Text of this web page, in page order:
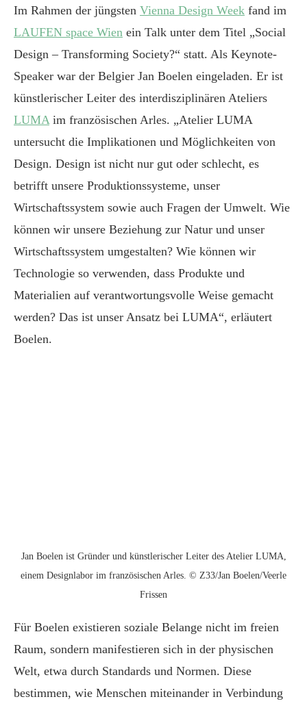
Im Rahmen der jüngsten Vienna Design Week fand im
LAUFEN space Wien ein Talk unter dem Titel „Social
Design – Transforming Society?“ statt. Als Keynote-
Speaker war der Belgier Jan Boelen eingeladen. Er ist
künstlerischer Leiter des interdisziplinären Ateliers
LUMA im französischen Arles. „Atelier LUMA
untersucht die Implikationen und Möglichkeiten von
Design. Design ist nicht nur gut oder schlecht, es
betrifft unsere Produktionssysteme, unser
Wirtschaftssystem sowie auch Fragen der Umwelt. Wie
können wir unsere Beziehung zur Natur und unser
Wirtschaftssystem umgestalten? Wie können wir
Technologie so verwenden, dass Produkte und
Materialien auf verantwortungsvolle Weise gemacht
werden? Das ist unser Ansatz bei LUMA“, erläutert
Boelen.
Jan Boelen ist Gründer und künstlerischer Leiter des Atelier LUMA,
einem Designlabor im französischen Arles. © Z33/Jan Boelen/Veerle
Frissen
Für Boelen existieren soziale Belange nicht im freien
Raum, sondern manifestieren sich in der physischen
Welt, etwa durch Standards und Normen. Diese
bestimmen, wie Menschen miteinander in Verbindung